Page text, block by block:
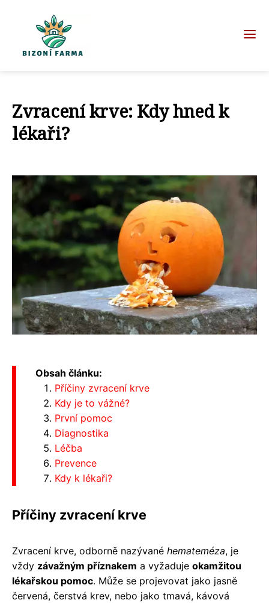
Zvracení krve: Kdy hned k
lékaři?
Obsah článku:
Příčiny zvracení krve
Kdy je to vážné?
První pomoc
Diagnostika
Léčba
Prevence
Kdy k lékaři?
Příčiny zvracení krve
Zvracení krve, odborně nazývané hemateméza, je
vždy závažným příznakem a vyžaduje okamžitou
lékařskou pomoc. Může se projevovat jako jasně
červená, čerstvá krev, nebo jako tmavá, kávová